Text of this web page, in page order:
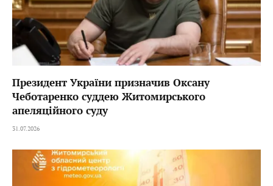
Президент України призначив Оксану
Чеботаренко суддею Житомирського
апеляційного суду
31.07.2026